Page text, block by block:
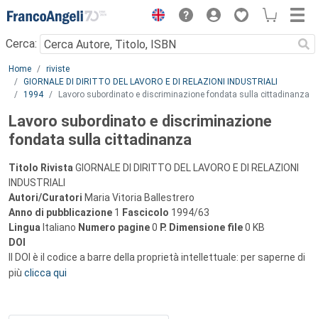
Menu
Cerca:
Main content
Home
riviste
GIORNALE DI DIRITTO DEL LAVORO E DI RELAZIONI INDUSTRIALI
1994
Lavoro subordinato e discriminazione fondata sulla cittadinanza
Lavoro subordinato e discriminazione
fondata sulla cittadinanza
Titolo Rivista GIORNALE DI DIRITTO DEL LAVORO E DI RELAZIONI
INDUSTRIALI
Autori/Curatori Maria Vitoria Ballestrero
Anno di pubblicazione 1 Fascicolo 1994/63
Lingua Italiano Numero pagine0 P. Dimensione file0 KB
DOI
Il DOI è il codice a barre della proprietà intellettuale: per saperne di
più clicca qui